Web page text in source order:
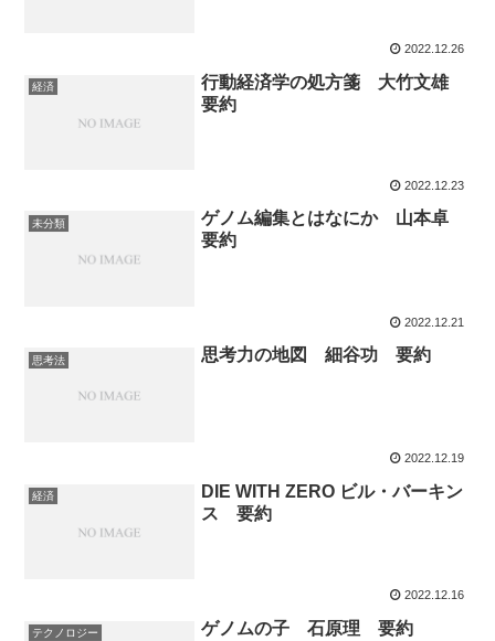
2022.12.26
経済
行動経済学の処方箋 大竹文雄
要約
2022.12.23
未分類
ゲノム編集とはなにか 山本卓
要約
2022.12.21
思考法 思考力の地図 細谷功 要約
2022.12.19
経済
DIE WITH ZERO ビル・バーキン
ス 要約
2022.12.16
テクノロジー ゲノムの子 石原理 要約